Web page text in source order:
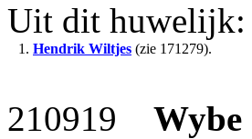
Uit dit huwelijk:
1. Hendrik Wiltjes (zie 171279).
210919 Wybe